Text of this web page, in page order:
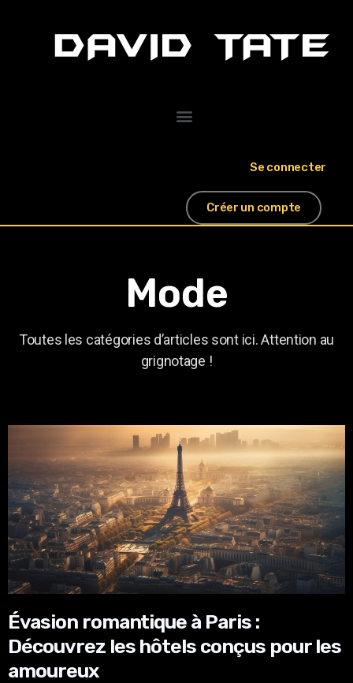
Se connecter
Créer un compte
Mode
Toutes les catégories d’articles sont ici. Attention au
grignotage !
Évasion romantique à Paris :
Découvrez les hôtels conçus pour les
amoureux